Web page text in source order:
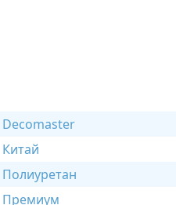
Decomaster
Китай
Полиуретан
Премиум